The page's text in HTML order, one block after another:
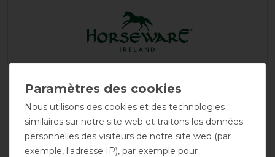
Nous utilisons des cookies et des technologies
similaires sur notre site web et traitons les données
personnelles des visiteurs de notre site web (par
exemple, l'adresse IP), par exemple pour